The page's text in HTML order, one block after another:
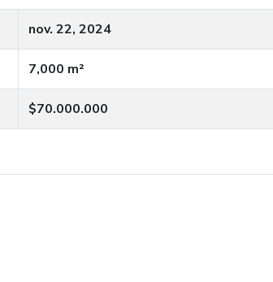
nov. 22, 2024
7,000 m²
$70.000.000